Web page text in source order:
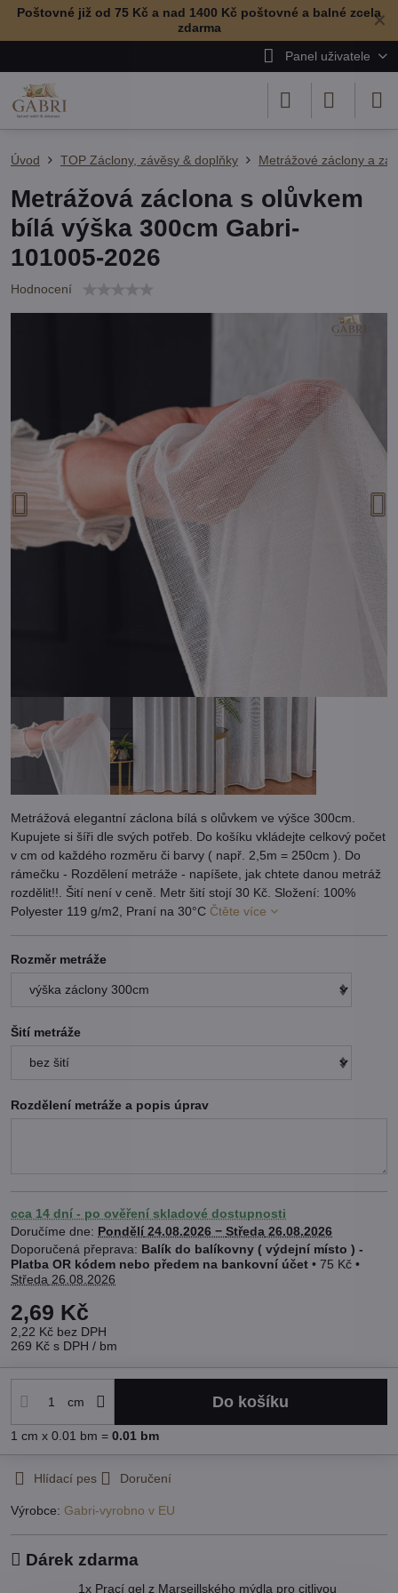
✕
Poštovné již od 75 Kč a nad 1400 Kč poštovné a balné zcela
zdarma
Panel uživatele
Úvod TOP Záclony, závěsy & doplňky Metrážové záclony a
Metrážová záclona s olůvkem
bílá výška 300cm Gabri-
101005-2026
Hodnocení
Metrážová elegantní záclona bílá s olůvkem ve výšce 300cm.
Kupujete si šíři dle svých potřeb. Do košíku vkládejte celkový počet
v cm od každého rozměru či barvy ( např. 2,5m = 250cm ). Do
rámečku - Rozdělení metráže - napíšete, jak chtete danou metráž
rozdělit!!. Šití není v ceně. Metr šití stojí 30 Kč. Složení: 100%
Polyester 119 g/m2, Praní na 30°C Čtěte více
Rozměr metráže
Šití metráže
Rozdělení metráže a popis úprav
cca 14 dní - po ověření skladové dostupnosti
Doručíme dne: Pondělí 24.08.2026 − Středa 26.08.2026
Balík do balíkovny ( výdejní místo ) -
Platba OR kódem nebo předem na bankovní účet • 75 Kč •
Středa 26.08.2026
2,69 Kč
2,22 Kč bez DPH
269 Kč s DPH / bm
cm Do košíku
1 cm x 0.01 bm = 0.01 bm
Hlídací pes Doručení
Výrobce: Gabri-vyrobno v EU
Dárek zdarma
1x Prací gel z Marseillského mýdla pro citlivou